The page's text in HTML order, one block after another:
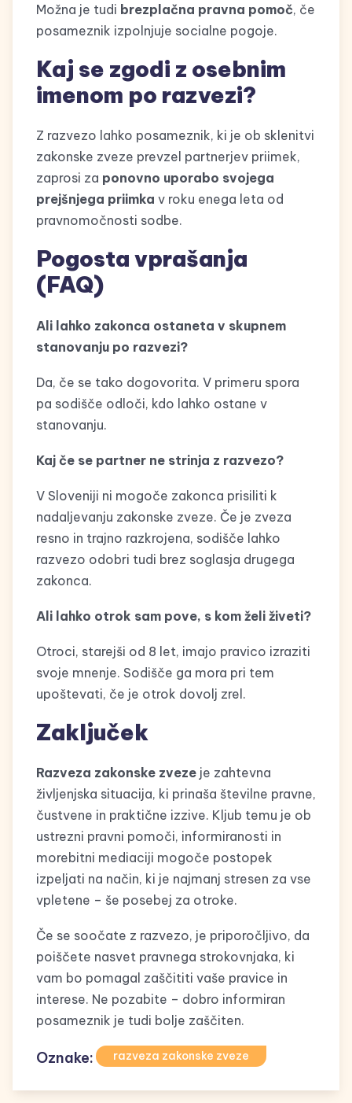
Možna je tudi brezplačna pravna pomoč, če
posameznik izpolnjuje socialne pogoje.
Kaj se zgodi z osebnim
imenom po razvezi?
Z razvezo lahko posameznik, ki je ob sklenitvi
zakonske zveze prevzel partnerjev priimek,
zaprosi za ponovno uporabo svojega
prejšnjega priimka v roku enega leta od
pravnomočnosti sodbe.
Pogosta vprašanja
(FAQ)
Ali lahko zakonca ostaneta v skupnem
stanovanju po razvezi?
Da, če se tako dogovorita. V primeru spora
pa sodišče odloči, kdo lahko ostane v
stanovanju.
Kaj če se partner ne strinja z razvezo?
V Sloveniji ni mogoče zakonca prisiliti k
nadaljevanju zakonske zveze. Če je zveza
resno in trajno razkrojena, sodišče lahko
razvezo odobri tudi brez soglasja drugega
zakonca.
Ali lahko otrok sam pove, s kom želi živeti?
Otroci, starejši od 8 let, imajo pravico izraziti
svoje mnenje. Sodišče ga mora pri tem
upoštevati, če je otrok dovolj zrel.
Zaključek
Razveza zakonske zveze je zahtevna
življenjska situacija, ki prinaša številne pravne,
čustvene in praktične izzive. Kljub temu je ob
ustrezni pravni pomoči, informiranosti in
morebitni mediaciji mogoče postopek
izpeljati na način, ki je najmanj stresen za vse
vpletene – še posebej za otroke.
Če se soočate z razvezo, je priporočljivo, da
poiščete nasvet pravnega strokovnjaka, ki
vam bo pomagal zaščititi vaše pravice in
interese. Ne pozabite – dobro informiran
posameznik je tudi bolje zaščiten.
Oznake: razveza zakonske zveze